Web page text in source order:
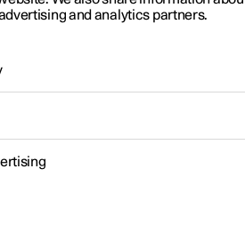
and analytics partners.